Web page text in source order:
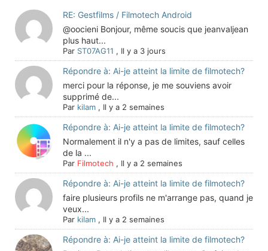
RE: Gestfilms / Filmotech Android
@oocieni Bonjour, même soucis que jeanvaljean
plus haut...
Par ST07AG11 , Il y a 3 jours
Répondre à: Ai-je atteint la limite de filmotech?
merci pour la réponse, je me souviens avoir
supprimé de...
Par kilam , Il y a 2 semaines
Répondre à: Ai-je atteint la limite de filmotech?
Normalement il n'y a pas de limites, sauf celles
de la ...
Par Filmotech , Il y a 2 semaines
Répondre à: Ai-je atteint la limite de filmotech?
faire plusieurs profils ne m'arrange pas, quand je
veux...
Par kilam , Il y a 2 semaines
Répondre à: Ai-je atteint la limite de filmotech?